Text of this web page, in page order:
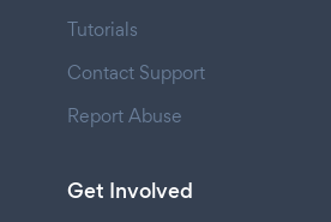
Tutorials
Contact Support
Report Abuse
Get Involved